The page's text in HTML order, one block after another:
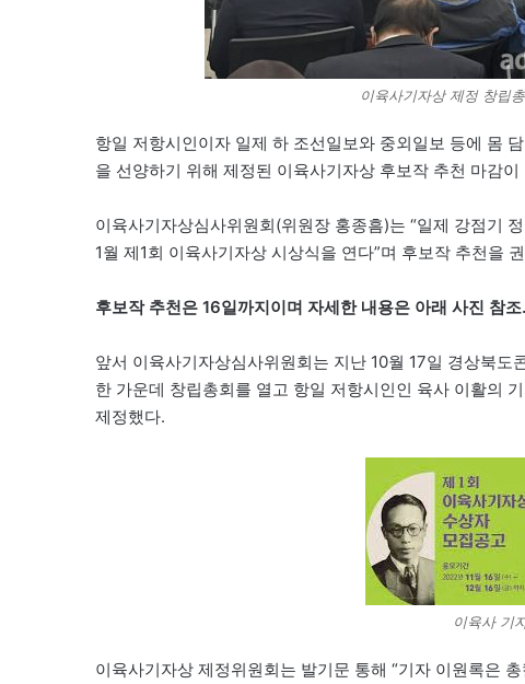
이육사기자상 제정 창립
항일 저항시인이자 일제 하 조선일보와 중외일보 등에 몸
을 선양하기 위해 제정된 이육사기자상 후보작 추천 마감
이육사기자상심사위원회(위원장 홍종흠)는 “일제 강점기
1월 제1회 이육사기자상 시상식을 연다”며 후보작 추천을
후보작 추천은 16일까지이며 자세한 내용은 아래 사진 참조.
앞서 이육사기자상심사위원회는 지난 10월 17일 경상북
한 가운데 창립총회를 열고 항일 저항시인인 육사 이활의
제정했다.
이육사 기
이육사기자상 제정위원회는 발기문 통해 “기자 이원록은